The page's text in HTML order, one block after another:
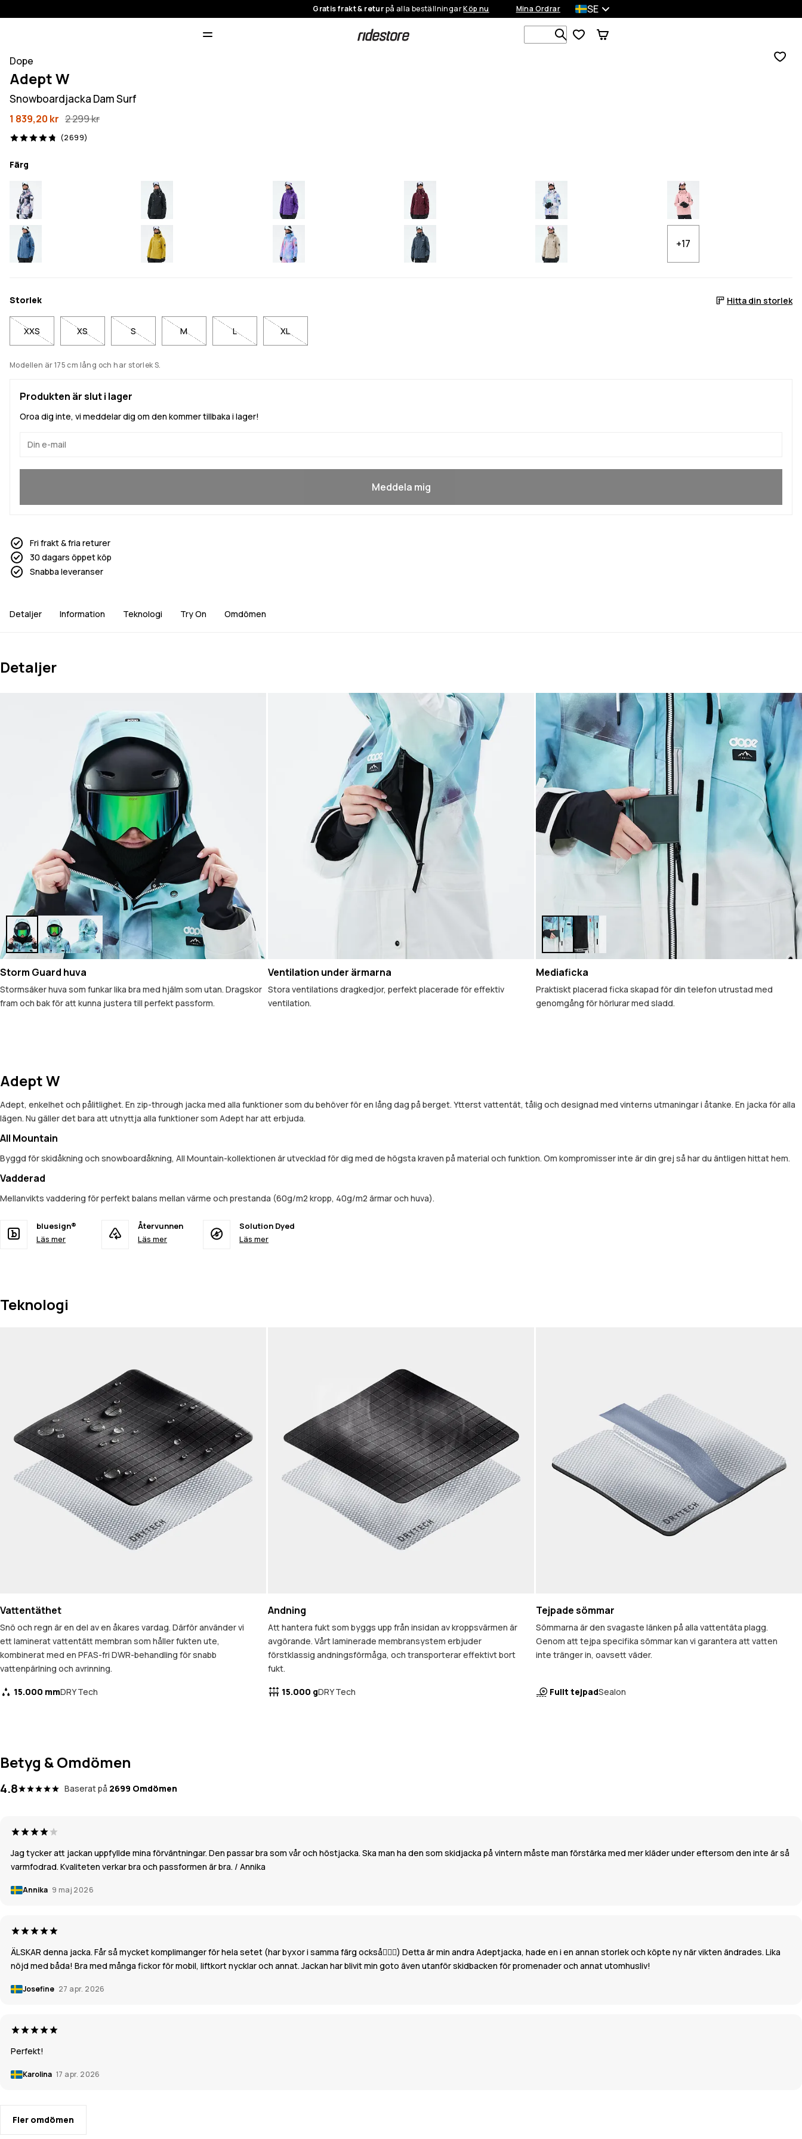
Gratis frakt & returpå alla beställningarKöp nu Mina Ordrar SE
Sök bland 1 000+ produkter
Dope
Adept W
Snowboardjacka Dam Surf
1 839,20 kr 2 299 kr
(2699)
2699 recensioner, 4.8/5
Färg
+17
Storlek Hitta din storlek
XXS XS S M L XL
Modellen är 175 cm lång och har storlek S.
Produkten är slut i lager
Oroa dig inte, vi meddelar dig om den kommer tillbaka i lager!
Meddela mig
Fri frakt & fria returer
30 dagars öppet köp
Snabba leveranser
Detaljer Information Teknologi Try On Omdömen
Detaljer
Storm Guard huva
Stormsäker huva som funkar lika bra med hjälm som utan. Dragskor
fram och bak för att kunna justera till perfekt passform.
Ventilation under ärmarna
Stora ventilations dragkedjor, perfekt placerade för effektiv
ventilation.
Mediaficka
Praktiskt placerad ficka skapad för din telefon utrustad med
genomgång för hörlurar med sladd.
Adept W
Adept, enkelhet och pålitlighet. En zip-through jacka med alla funktioner som du behöver för en lång dag på berget. Ytterst vattentät, tålig och designad med vinterns utmaningar i åtanke. En jacka för alla
lägen. Nu gäller det bara att utnyttja alla funktioner som Adept har att erbjuda.
All Mountain
Byggd för skidåkning och snowboardåkning, All Mountain-kollektionen är utvecklad för dig med de högsta kraven på material och funktion. Om kompromisser inte är din grej så har du äntligen hittat hem.
Vadderad
Mellanvikts vaddering för perfekt balans mellan värme och prestanda (60g/m2 kropp, 40g/m2 ärmar och huva).
bluesign®
Läs mer
Återvunnen
Läs mer
Solution Dyed
Läs mer
Teknologi
Vattentäthet
Snö och regn är en del av en åkares vardag. Därför använder vi
ett laminerat vattentätt membran som håller fukten ute,
kombinerat med en PFAS-fri DWR-behandling för snabb
vattenpärlning och avrinning.
15.000 mmDRY Tech
Andning
Att hantera fukt som byggs upp från insidan av kroppsvärmen är
avgörande. Vårt laminerade membransystem erbjuder
förstklassig andningsförmåga, och transporterar effektivt bort
fukt.
15.000 gDRY Tech
Tejpade sömmar
Sömmarna är den svagaste länken på alla vattentäta plagg.
Genom att tejpa specifika sömmar kan vi garantera att vatten
inte tränger in, oavsett väder.
Fullt tejpadSealon
Betyg & Omdömen
4.8 Baserat på 2699 Omdömen
Jag tycker att jackan uppfyllde mina förväntningar. Den passar bra som vår och höstjacka. Ska man ha den som skidjacka på vintern måste man förstärka med mer kläder under eftersom den inte är så
varmfodrad. Kvaliteten verkar bra och passformen är bra. / Annika
Annika 9 maj 2026
ÄLSKAR denna jacka. Får så mycket komplimanger för hela setet (har byxor i samma färg också👌🏼💜) Detta är min andra Adeptjacka, hade en i en annan storlek och köpte ny när vikten ändrades. Lika
nöjd med båda! Bra med många fickor för mobil, liftkort nycklar och annat. Jackan har blivit min goto även utanför skidbacken för promenader och annat utomhusliv!
Josefine 27 apr. 2026
Perfekt!
Karolina 17 apr. 2026
Fler omdömen